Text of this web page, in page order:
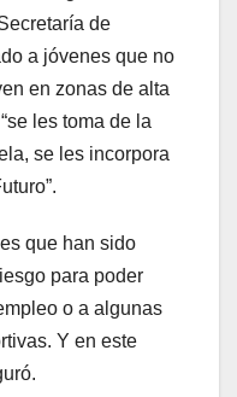
de
a jóvenes que no
en zonas de alta
les toma de la
se les incorpora
que han sido
para poder
o a algunas
Y en este